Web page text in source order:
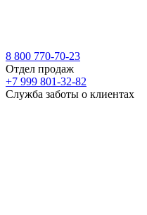
8 800 770-70-23
Отдел продаж
+7 999 801-32-82
Служба заботы о клиентах